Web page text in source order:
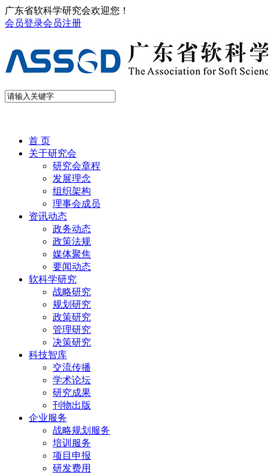
广东省软科学研究会欢迎您！
会员登录会员注册
首 页
关于研究会
研究会章程
发展理念
组织架构
理事会成员
资讯动态
政务动态
政策法规
媒体聚焦
要闻动态
软科学研究
战略研究
规划研究
政策研究
管理研究
决策研究
科技智库
交流传播
学术论坛
研究成果
刊物出版
企业服务
战略规划服务
培训服务
项目申报
研发费用